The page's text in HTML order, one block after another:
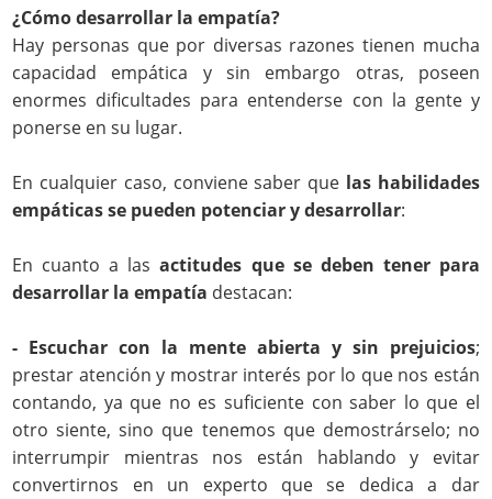
¿Cómo desarrollar la empatía?
Hay personas que por diversas razones tienen mucha
capacidad empática y sin embargo otras, poseen
enormes dificultades para entenderse con la gente y
ponerse en su lugar.
En cualquier caso, conviene saber que las habilidades
empáticas se pueden potenciar y desarrollar:
En cuanto a lasactitudes que se deben tener para
desarrollar la empatía destacan:
- Escuchar con la mente abierta y sin prejuicios;
prestar atención y mostrar interés por lo que nos están
contando, ya que no es suficiente con saber lo que el
otro siente, sino que tenemos que demostrárselo; no
interrumpir mientras nos están hablando y evitar
convertirnos en un experto que se dedica a dar